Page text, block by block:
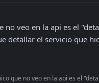
no veo en la api es el
detallar el servicio que
que no veo en la api es el